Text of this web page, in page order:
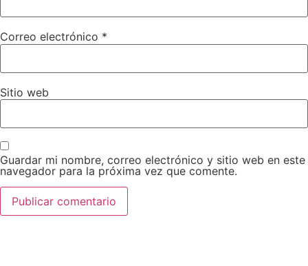
Correo electrónico *
Sitio web
Guardar mi nombre, correo electrónico y sitio web en este
navegador para la próxima vez que comente.